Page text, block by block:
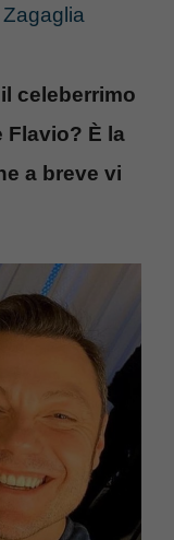
celeberrimo
Flavio? È la
a breve vi